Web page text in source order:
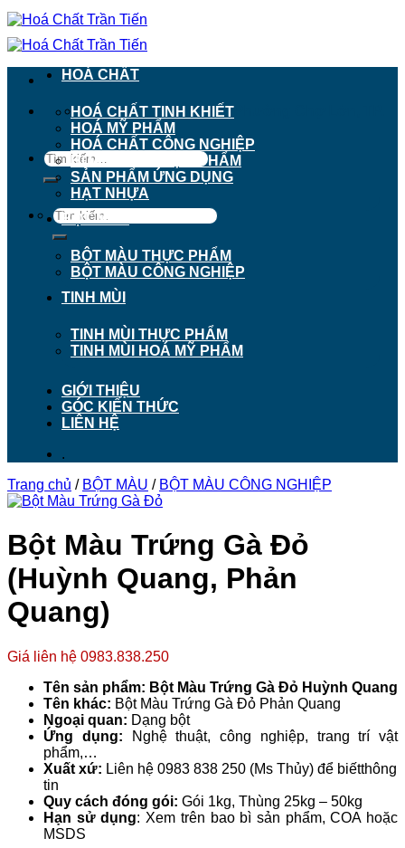
Chuyển
đến
nội
911 - 913 Nguyễn Trãi, Phường Chợ Lớn, TP.
Hồ Chí Minh
Tìm
kiếm:
Tìm
kiếm:
HOÁ CHẤT
HOÁ CHẤT TINH KHIẾT
HOÁ MỸ PHẨM
HOÁ CHẤT CÔNG NGHIỆP
HOÁ CHẤT THỰC PHẨM
SẢN PHẨM ỨNG DỤNG
HẠT NHỰA
BỘT MÀU
BỘT MÀU THỰC PHẨM
BỘT MÀU CÔNG NGHIỆP
TINH MÙI
TINH MÙI THỰC PHẨM
TINH MÙI HOÁ MỸ PHẨM
GIỚI THIỆU
GÓC KIẾN THỨC
LIÊN HỆ
.
Trang chủ / BỘT MÀU / BỘT MÀU CÔNG NGHIỆP
Bột Màu Trứng Gà Đỏ
(Huỳnh Quang, Phản
Quang)
Giá liên hệ 0983.838.250
Tên sản phẩm: Bột Màu Trứng Gà Đỏ Huỳnh Quang
Tên khác: Bột Màu Trứng Gà Đỏ Phản Quang
Ngoại quan: Dạng bột
Ứng dụng: Nghệ thuật, công nghiệp, trang trí vật
phẩm,…
Xuất xứ: Liên hệ 0983 838 250 (Ms Thủy) để biếtthông
tin
Quy cách đóng gói: Gói 1kg, Thùng 25kg – 50kg
Hạn sử dụng: Xem trên bao bì sản phẩm, COA hoặc
MSDS